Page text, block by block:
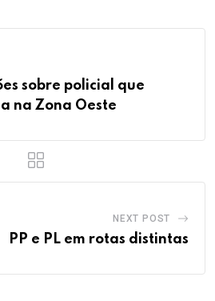
sobre policial que
na Zona Oeste
NEXT POST
PP e PL em rotas distintas